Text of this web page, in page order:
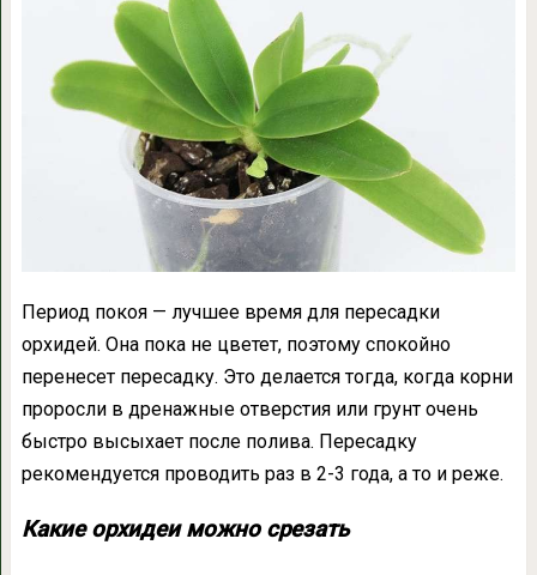
Период покоя — лучшее время для пересадки
орхидей. Она пока не цветет, поэтому спокойно
перенесет пересадку. Это делается тогда, когда корни
проросли в дренажные отверстия или грунт очень
быстро высыхает после полива. Пересадку
рекомендуется проводить раз в 2-3 года, а то и реже.
Какие орхидеи можно срезать